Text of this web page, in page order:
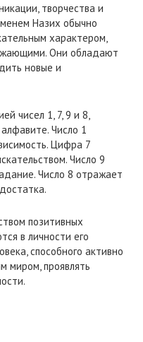
творчества и
Назих обычно
характером,
Они обладают
новые и
чисел 1, 7, 9 и 8,
Число 1
Цифра 7
Число 9
Число 8 отражает
позитивных
в личности его
способного активно
миром, проявлять